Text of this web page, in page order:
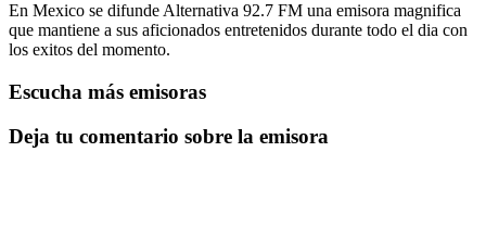
En Mexico se difunde Alternativa 92.7 FM una emisora magnifica
que mantiene a sus aficionados entretenidos durante todo el dia con
los exitos del momento.
Escucha más emisoras
Deja tu comentario sobre la emisora